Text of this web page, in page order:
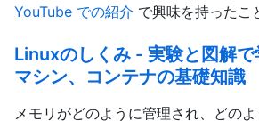
YouTube での紹介 で興味を持ったこ
Linuxのしくみ - 実験と図解
マシン、コンテナの基礎知識
メモリがどのように管理され、どの